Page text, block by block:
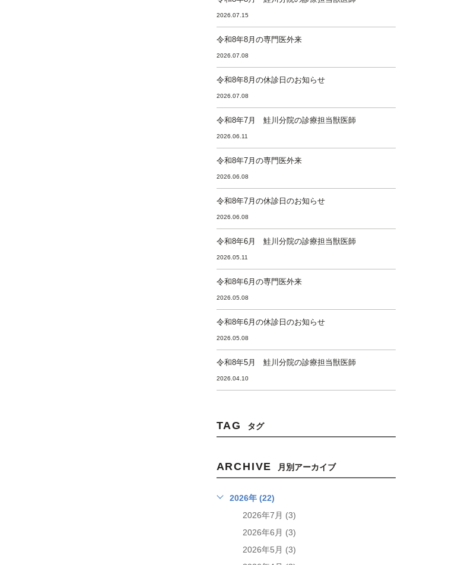
2026.07.15
令和8年8月の専門医外来
2026.07.08
令和8年8月の休診日のお知らせ
2026.07.08
令和8年7月 鮭川分院の診療担当獣医師
2026.06.11
令和8年7月の専門医外来
2026.06.08
令和8年7月の休診日のお知らせ
2026.06.08
令和8年6月 鮭川分院の診療担当獣医師
2026.05.11
令和8年6月の専門医外来
2026.05.08
令和8年6月の休診日のお知らせ
2026.05.08
令和8年5月 鮭川分院の診療担当獣医師
2026.04.10
TAG タグ
ARCHIVE 月別アーカイブ
2026年 (22)
2026年7月 (3)
2026年6月 (3)
2026年5月 (3)